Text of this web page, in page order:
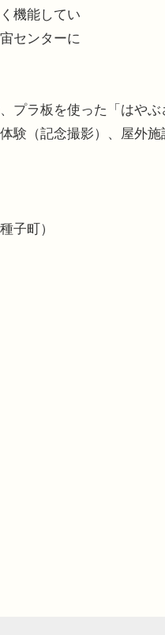
機能してい
センターに
プラ板を使った「はや
験（記念撮影）、屋外施
子町）